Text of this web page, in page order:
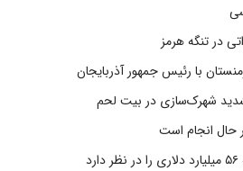
در تنگه هرمز
با رئیس جمهور آذربایجان
شهرک‌سازی در بیت‌ لحم
حال انجام است